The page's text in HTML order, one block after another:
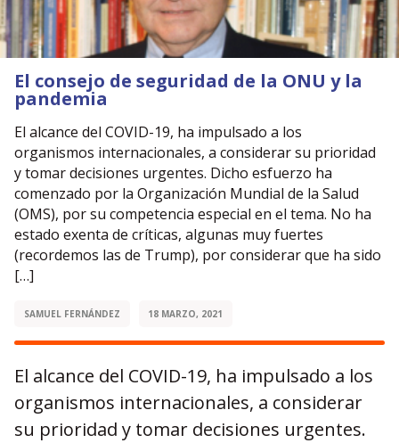
El consejo de seguridad de la ONU y la
pandemia
El alcance del COVID-19, ha impulsado a los
organismos internacionales, a considerar su prioridad
y tomar decisiones urgentes. Dicho esfuerzo ha
comenzado por la Organización Mundial de la Salud
(OMS), por su competencia especial en el tema. No ha
estado exenta de críticas, algunas muy fuertes
(recordemos las de Trump), por considerar que ha sido
[…]
SAMUEL FERNÁNDEZ 18 MARZO, 2021
El alcance del COVID-19, ha impulsado a los
organismos internacionales, a considerar
su prioridad y tomar decisiones urgentes.